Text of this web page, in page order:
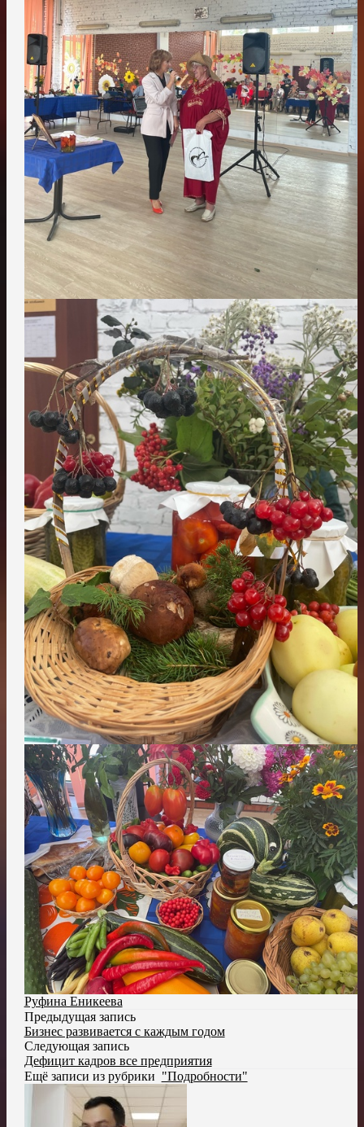
Руфина Еникеева
Предыдущая запись
Бизнес развивается с каждым годом
Следующая запись
Дефицит кадров все предприятия
Ещё записи из рубрики "Подробности"